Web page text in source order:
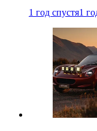
1 год спустя1